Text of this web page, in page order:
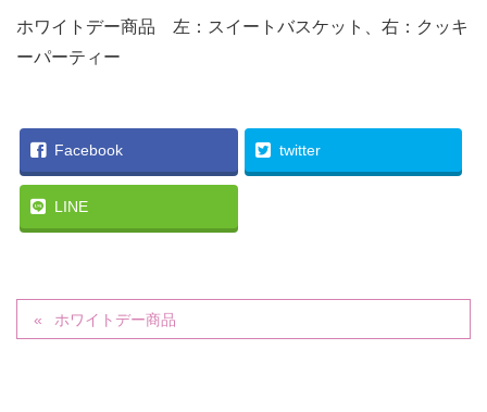
ホワイトデー商品 左：スイートバスケット、右：クッキ
ーパーティー
Facebook twitter
LINE
ホワイトデー商品